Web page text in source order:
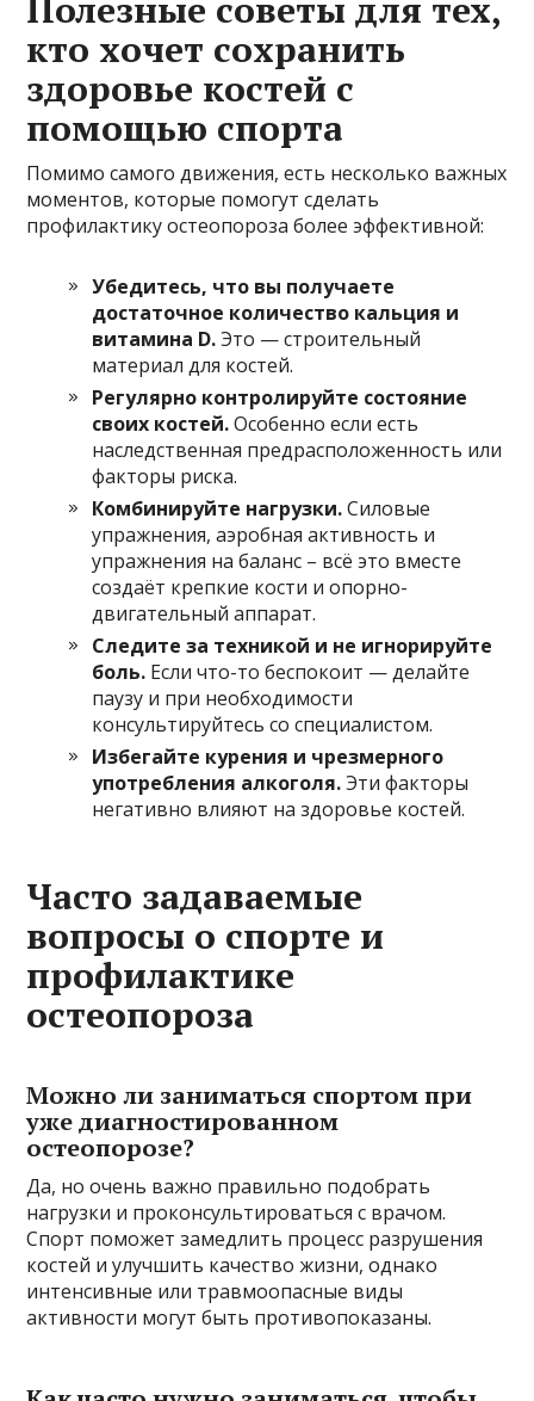
Полезные советы для тех,
кто хочет сохранить
здоровье костей с
помощью спорта
Помимо самого движения, есть несколько важных
моментов, которые помогут сделать
профилактику остеопороза более эффективной:
Убедитесь, что вы получаете
достаточное количество кальция и
витамина D.Это — строительный
материал для костей.
Регулярно контролируйте состояние
своих костей.Особенно если есть
наследственная предрасположенность или
факторы риска.
Комбинируйте нагрузки.Силовые
упражнения, аэробная активность и
упражнения на баланс – всё это вместе
создаёт крепкие кости и опорно-
двигательный аппарат.
Следите за техникой и не игнорируйте
боль. Если что-то беспокоит — делайте
паузу и при необходимости
консультируйтесь со специалистом.
Избегайте курения и чрезмерного
употребления алкоголя.Эти факторы
негативно влияют на здоровье костей.
Часто задаваемые
вопросы о спорте и
профилактике
остеопороза
Можно ли заниматься спортом при
уже диагностированном
остеопорозе?
Да, но очень важно правильно подобрать
нагрузки и проконсультироваться с врачом.
Спорт поможет замедлить процесс разрушения
костей и улучшить качество жизни, однако
интенсивные или травмоопасные виды
активности могут быть противопоказаны.